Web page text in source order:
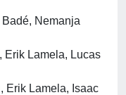
Nemanja
Erik Lamela, Lucas
Erik Lamela, Isaac